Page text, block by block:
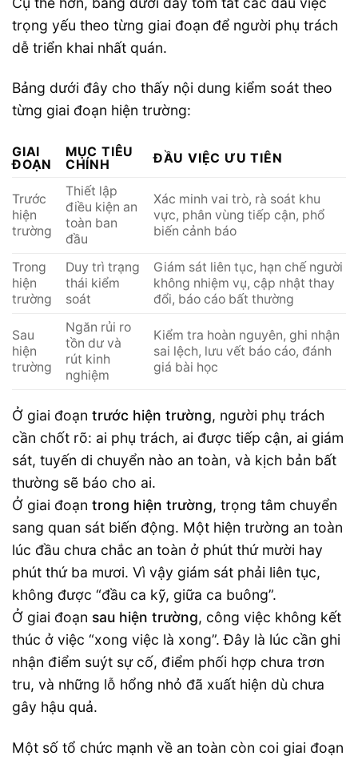
trọng yếu theo từng giai đoạn để người phụ trách
dễ triển khai nhất quán.
Bảng dưới đây cho thấy nội dung kiểm soát theo
từng giai đoạn hiện trường:
GIAI
ĐOẠN
MỤC TIÊU
CHÍNH
ĐẦU VIỆC ƯU TIÊN
Trước
hiện
trường
Thiết lập
điều kiện an
toàn ban
đầu
Xác minh vai trò, rà soát khu
vực, phân vùng tiếp cận, phổ
biến cảnh báo
Trong
hiện
trường
Duy trì trạng
thái kiểm
soát
Giám sát liên tục, hạn chế người
không nhiệm vụ, cập nhật thay
đổi, báo cáo bất thường
Sau
hiện
trường
Ngăn rủi ro
tồn dư và
rút kinh
nghiệm
Kiểm tra hoàn nguyên, ghi nhận
sai lệch, lưu vết báo cáo, đánh
giá bài học
Ở giai đoạn trước hiện trường, người phụ trách
cần chốt rõ: ai phụ trách, ai được tiếp cận, ai giám
sát, tuyến di chuyển nào an toàn, và kịch bản bất
thường sẽ báo cho ai.
Ở giai đoạn trong hiện trường, trọng tâm chuyển
sang quan sát biến động. Một hiện trường an toàn
lúc đầu chưa chắc an toàn ở phút thứ mười hay
phút thứ ba mươi. Vì vậy giám sát phải liên tục,
không được “đầu ca kỹ, giữa ca buông”.
Ở giai đoạn sau hiện trường, công việc không kết
thúc ở việc “xong việc là xong”. Đây là lúc cần ghi
nhận điểm suýt sự cố, điểm phối hợp chưa trơn
tru, và những lỗ hổng nhỏ đã xuất hiện dù chưa
gây hậu quả.
Một số tổ chức mạnh về an toàn còn coi giai đoạn